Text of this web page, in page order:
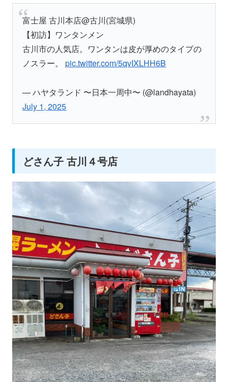
富士屋 古川本店@古川(宮城県)
【初訪】ワンタンメン
古川市の人気店。ワンタンは皮が厚めのタイプの
ノスラー。pic.twitter.com/5qvIXLHH6B
— ハヤタランド 〜日本一周中〜 (@landhayata)
July 1, 2025
どさん子 古川４号店